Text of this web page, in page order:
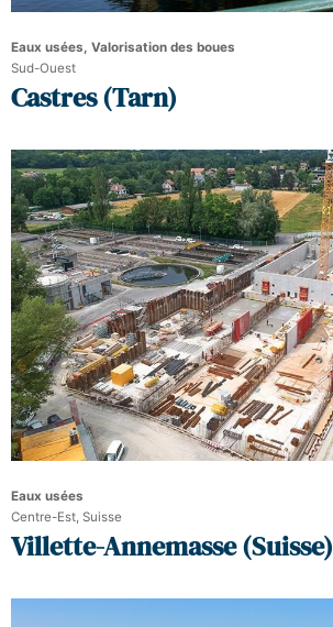
Eaux usées, Valorisation des boues
Sud-Ouest
Castres (Tarn)
Eaux usées
Centre-Est, Suisse
Villette-Annemasse (Suisse)